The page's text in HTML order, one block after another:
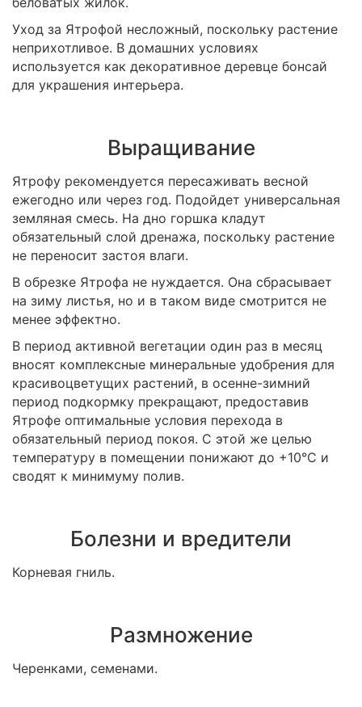
Уход за Ятрофой несложный, поскольку растение
неприхотливое. В домашних условиях
используется как декоративное деревце бонсай
для украшения интерьера.
Выращивание
Ятрофу рекомендуется пересаживать весной
ежегодно или через год. Подойдет универсальная
земляная смесь. На дно горшка кладут
обязательный слой дренажа, поскольку растение
не переносит застоя влаги.
В обрезке Ятрофа не нуждается. Она сбрасывает
на зиму листья, но и в таком виде смотрится не
менее эффектно.
В период активной вегетации один раз в месяц
вносят комплексные минеральные удобрения для
красивоцветущих растений, в осенне-зимний
период подкормку прекращают, предоставив
Ятрофе оптимальные условия перехода в
обязательный период покоя. С этой же целью
температуру в помещении понижают до +10°С и
сводят к минимуму полив.
Болезни и вредители
Корневая гниль.
Размножение
Черенками, семенами.